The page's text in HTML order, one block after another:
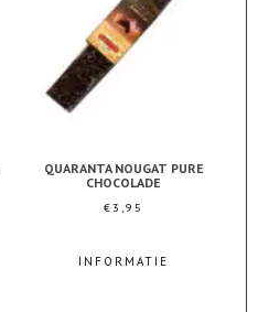
QUARANTA NOUGAT PURE
CHOCOLADE
€3,95
INFORMATIE